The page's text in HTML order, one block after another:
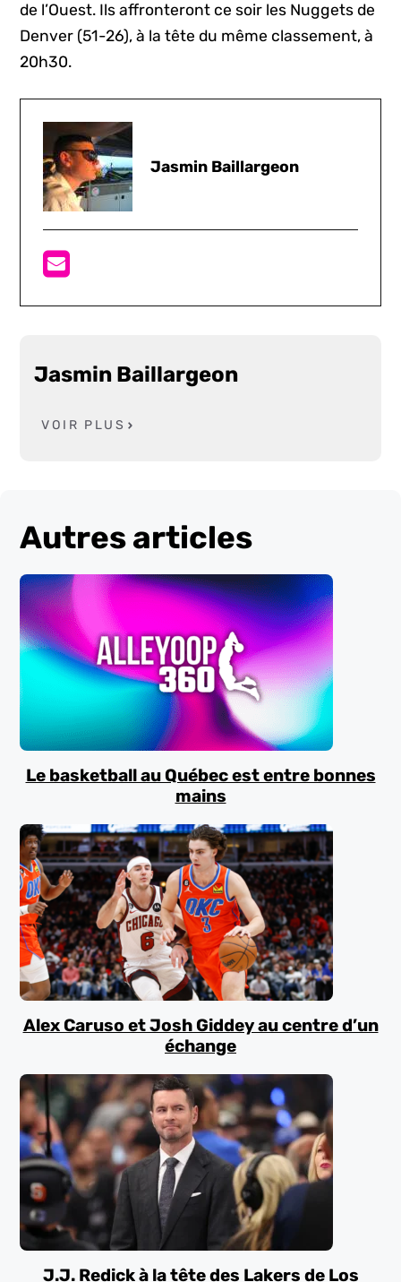
de l’Ouest. Ils affronteront ce soir les Nuggets de
Denver (51-26), à la tête du même classement, à
20h30.
Jasmin Baillargeon
Jasmin Baillargeon
VOIR PLUS
Autres articles
Le basketball au Québec est entre bonnes
mains
Alex Caruso et Josh Giddey au centre d’un
échange
J.J. Redick à la tête des Lakers de Los